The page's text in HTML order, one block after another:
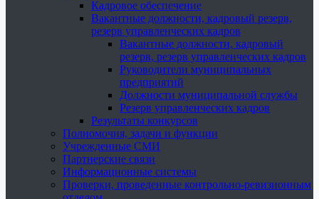
Кадровое обеспечение
Вакантные должности, кадровый резерв,
резерв управленческих кадров
Вакантные должности, кадровый
резерв, резерв управленческих кадров
Руководители муниципальных
предприятий
Должности муниципальной службы
Резерв управленческих кадров
Результаты конкурсов
Полномочия, задачи и функции
Учрежденные СМИ
Партнерские связи
Информационные системы
Проверки, проведенные контрольно-ревизионным